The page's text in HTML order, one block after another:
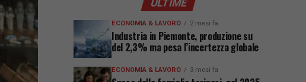
ULTIME
ECONOMIA & LAVORO 2 mesi fa
Industria in Piemonte, produzione su
del 2,3% ma pesa l’incertezza globale
ECONOMIA & LAVORO 3 mesi fa